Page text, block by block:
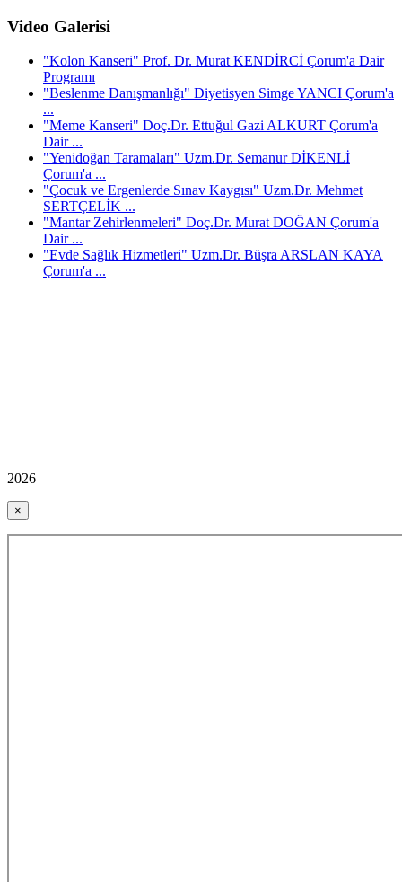
Video Galerisi
"Kolon Kanseri" Prof. Dr. Murat KENDİRCİ Çorum'a Dair
Programı
"Beslenme Danışmanlığı" Diyetisyen Simge YANCI Çorum'a
...
"Meme Kanseri" Doç.Dr. Ettuğul Gazi ALKURT Çorum'a
Dair ...
"Yenidoğan Taramaları" Uzm.Dr. Semanur DİKENLİ
Çorum'a ...
"Çocuk ve Ergenlerde Sınav Kaygısı" Uzm.Dr. Mehmet
SERTÇELİK ...
"Mantar Zehirlenmeleri" Doç.Dr. Murat DOĞAN Çorum'a
Dair ...
"Evde Sağlık Hizmetleri" Uzm.Dr. Büşra ARSLAN KAYA
Çorum'a ...
2026
×